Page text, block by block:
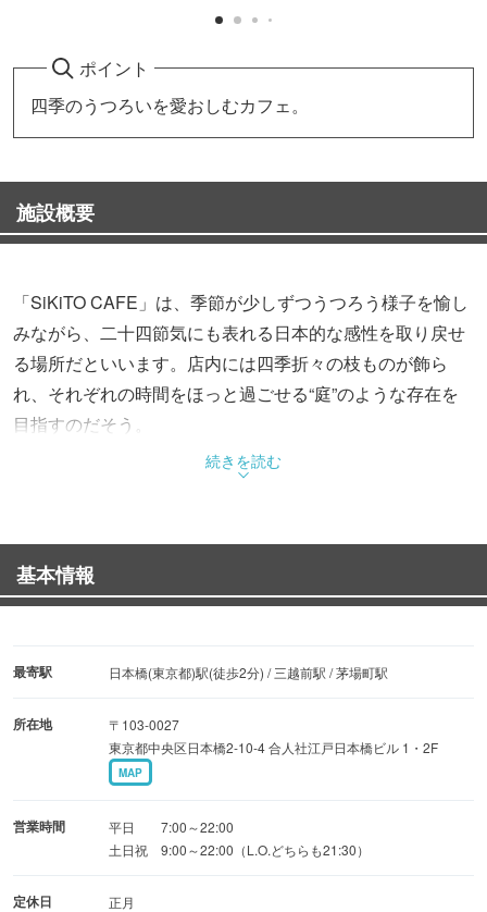
ポイント
四季のうつろいを愛おしむカフェ。
施設概要
「SiKiTO CAFE」は、季節が少しずつうつろう様子を愉し
みながら、二十四節気にも表れる日本的な感性を取り戻せ
る場所だといいます。店内には四季折々の枝ものが飾ら
れ、それぞれの時間をほっと過ごせる“庭”のような存在を
目指すのだそう。
そんな同店で提供されるのは、旬の食材を使用した“心と身
ーツのグラノーラ」など、栄養満点なメニューがラインナ
ップされます。また、「ブリュレレアチーズケーキ パッシ
ョンとゆずのソース」や「クリームトップ」など、季節の
す。
続きを読む
基本情報
最寄駅 日本橋(東京都)駅(徒歩2分) / 三越前駅 / 茅場町駅
所在地
〒103-0027
東京都中央区日本橋2-10-4 合人社江戸日本橋ビル 1・2F
MAP
営業時間
平日 7:00～22:00
土日祝 9:00～22:00（L.O.どちらも21:30）
定休日 正月